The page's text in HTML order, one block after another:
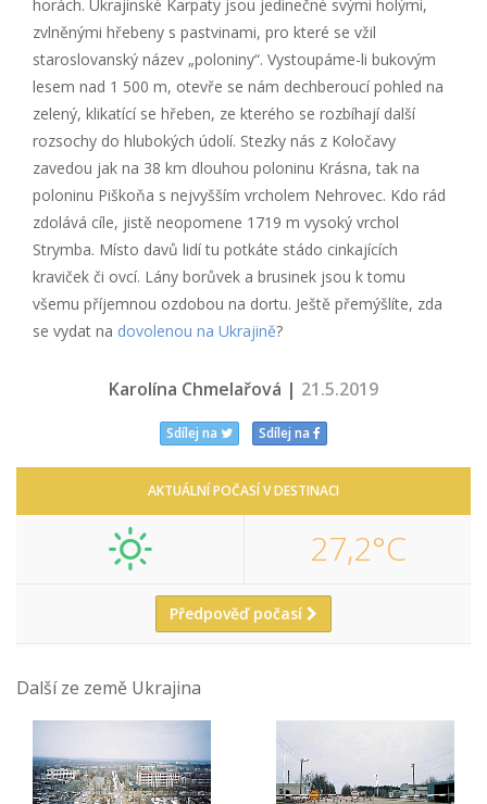
horách. Ukrajinské Karpaty jsou jedinečné svými holými,
zvlněnými hřebeny s pastvinami, pro které se vžil
staroslovanský název „poloniny“. Vystoupáme-li bukovým
lesem nad 1 500 m, otevře se nám dechberoucí pohled na
zelený, klikatící se hřeben, ze kterého se rozbíhají další
rozsochy do hlubokých údolí. Stezky nás z Koločavy
zavedou jak na 38 km dlouhou poloninu Krásna, tak na
poloninu Piškoňa s nejvyšším vrcholem Nehrovec. Kdo rád
zdolává cíle, jistě neopomene 1719 m vysoký vrchol
Strymba. Místo davů lidí tu potkáte stádo cinkajících
kraviček či ovcí. Lány borůvek a brusinek jsou k tomu
všemu příjemnou ozdobou na dortu. Ještě přemýšlíte, zda
se vydat na dovolenou na Ukrajině?
Karolína Chmelařová | 21.5.2019
Sdílej na Sdílej na
AKTUÁLNÍ POČASÍ V DESTINACI
27,2°C
Předpověď počasí
Další ze země Ukrajina